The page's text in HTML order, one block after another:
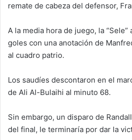
remate de cabeza del defensor,
A la media hora de juego, la
goles con una anotación de
al cuadro patrio.
Los saudíes descontaron en el
de Ali Al-Bulaihi al minuto 68.
Sin embargo, un disparo de
del final, le terminaría por dar la